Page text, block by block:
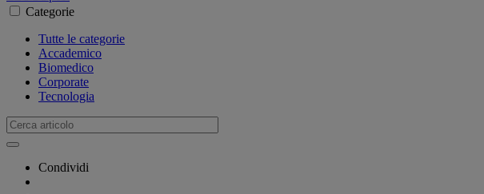
Categorie
Tutte le categorie
Accademico
Biomedico
Corporate
Tecnologia
Condividi